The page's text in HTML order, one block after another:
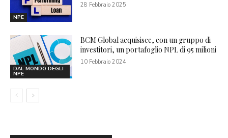
NPE
28 Febbraio 2025
DAL MONDO DEGLI
NPE
BCM Global acquisisce, con un gruppo di
investitori, un portafoglio NPL di 95 milioni
10 Febbraio 2024